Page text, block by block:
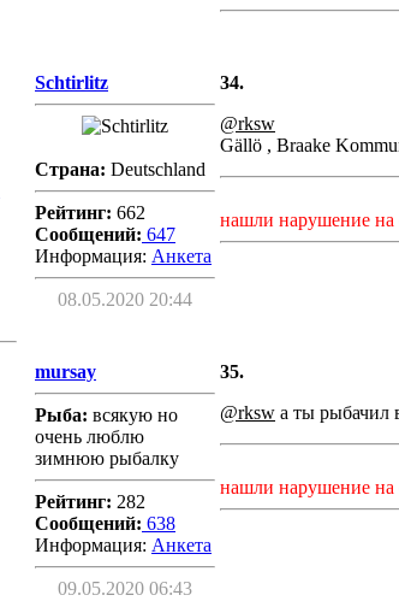
Schtirlitz
Страна: Deutschland
Рейтинг: 662
Сообщений: 647
Информация: Aнкета
08.05.2020 20:44
34.
@rksw
Gällö , Braake
нашли нарушение на
mursay
Рыба: всякую но
очень люблю
зимнюю рыбалку
Рейтинг: 282
Сообщений: 638
Информация: Aнкета
09.05.2020 06:43
35.
@rksw а ты рыбачил
нашли нарушение на